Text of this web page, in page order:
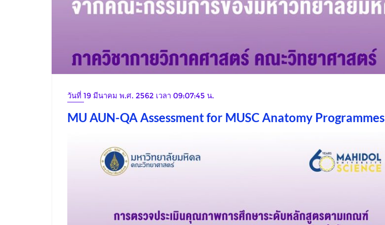
วันที่ 19 มีนาคม พ.ศ. 2562 เวลา 09:07:45 น.
MU AUN-QA Assessment for MUSC Anatomy Programmes